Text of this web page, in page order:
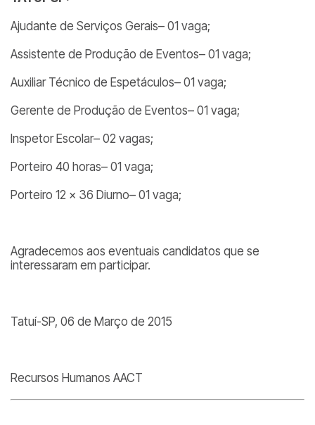
Ajudante de Serviços Gerais– 01 vaga;
Assistente de Produção de Eventos– 01 vaga;
Auxiliar Técnico de Espetáculos– 01 vaga;
Gerente de Produção de Eventos– 01 vaga;
Inspetor Escolar– 02 vagas;
Porteiro 40 horas– 01 vaga;
Porteiro 12 x 36 Diurno– 01 vaga;
Agradecemos aos eventuais candidatos que se
interessaram em participar.
Tatuí-SP, 06 de Março de 2015
Recursos Humanos AACT